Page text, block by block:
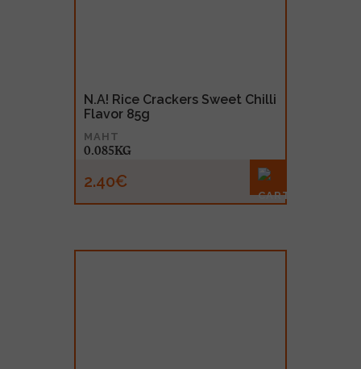
N.A! Rice Crackers Sweet Chilli
Flavor 85g
MAHT
0.085KG
2.40€